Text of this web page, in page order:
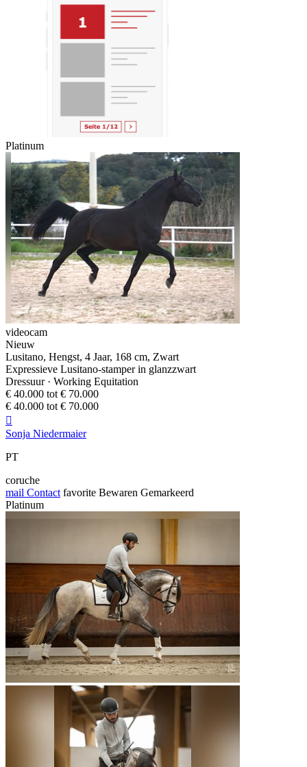
Platinum
videocam
Nieuw
Lusitano, Hengst, 4 Jaar, 168 cm, Zwart
Expressieve Lusitano-stamper in glanzzwart
Dressuur · Working Equitation
€ 40.000 tot € 70.000
€ 40.000 tot € 70.000

Sonja Niedermaier
PT
coruche
mail Contact favorite Bewaren Gemarkeerd
Platinum